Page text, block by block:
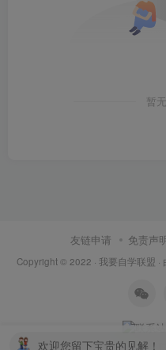
暂
友链申请 免责声
Copyright © 2022 · 我要自学联盟 ·
欢迎您留下宝贵的见解！